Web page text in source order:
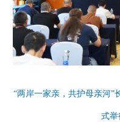
“两岸一家亲，共护母亲河”
式举